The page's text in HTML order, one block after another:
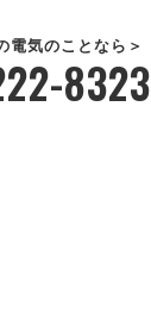
電気のことなら＞
8323